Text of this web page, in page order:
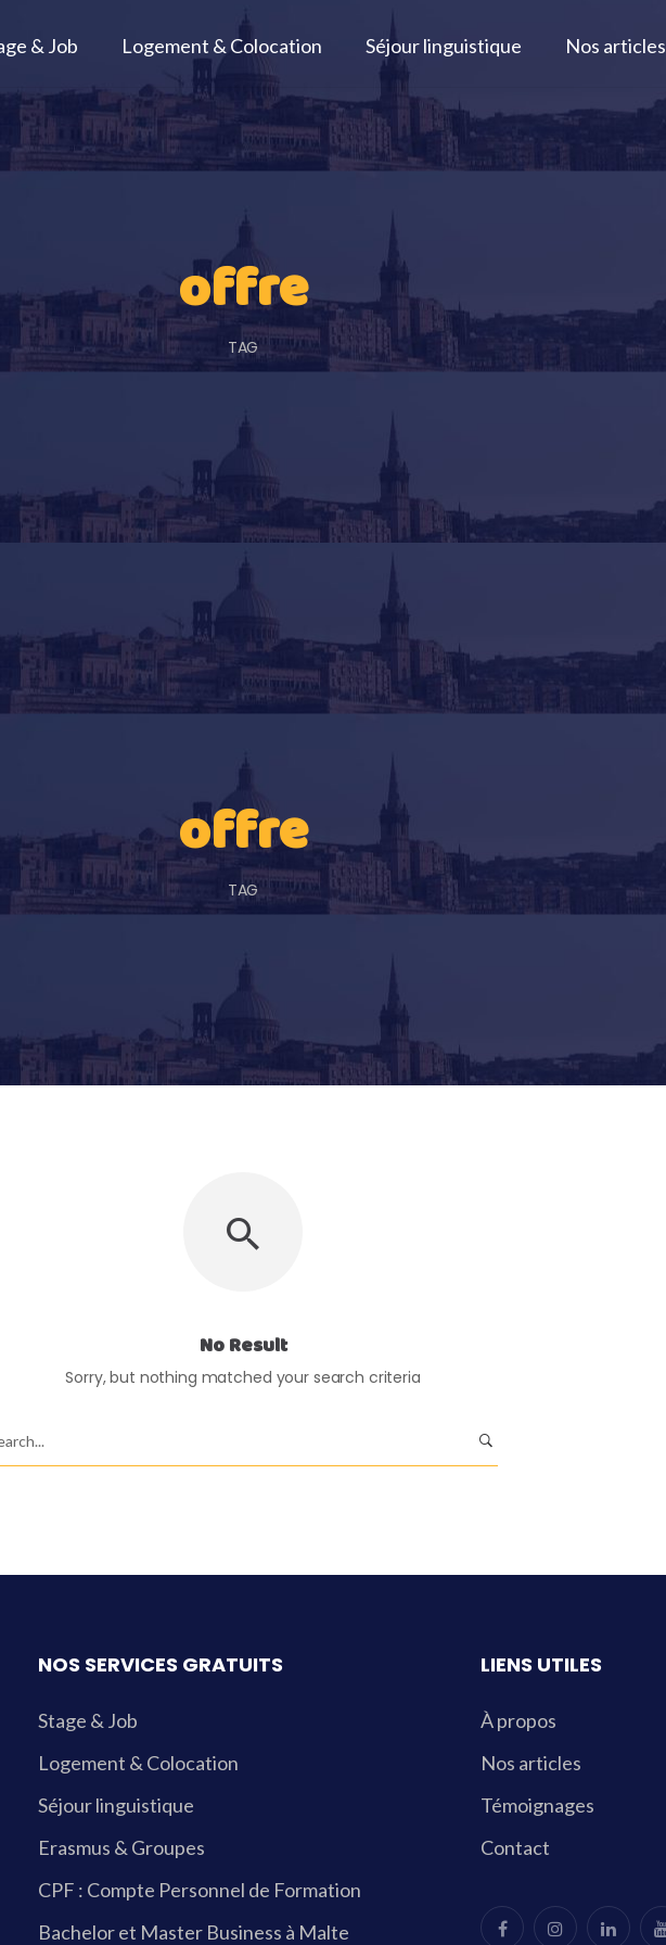
& Job Logement & Colocation Séjour linguistique Nos articles
offre
TAG
offre
TAG
No Result
Sorry, but nothing matched your search criteria
NOS SERVICES GRATUITS
Stage & Job
Logement & Colocation
Séjour linguistique
Erasmus & Groupes
CPF : Compte Personnel de Formation
Bachelor et Master Business à Malte
LIENS UTILES
À propos
Nos articles
Témoignages
Contact